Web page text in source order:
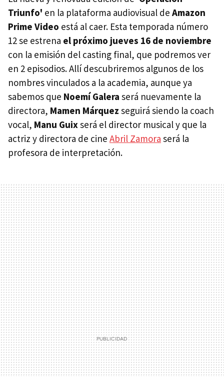
Triunfo' en la plataforma audiovisual de Amazon
Prime Video está al caer. Esta temporada número
12 se estrena el próximo jueves 16 de noviembre
con la emisión del casting final, que podremos ver
en 2 episodios. Allí descubriremos algunos de los
nombres vinculados a la academia, aunque ya
sabemos que Noemí Galera será nuevamente la
directora, Mamen Márquez seguirá siendo la coach
vocal, Manu Guixserá el director musical y que la
actriz y directora de cine Abril Zamora será la
profesora de interpretación.